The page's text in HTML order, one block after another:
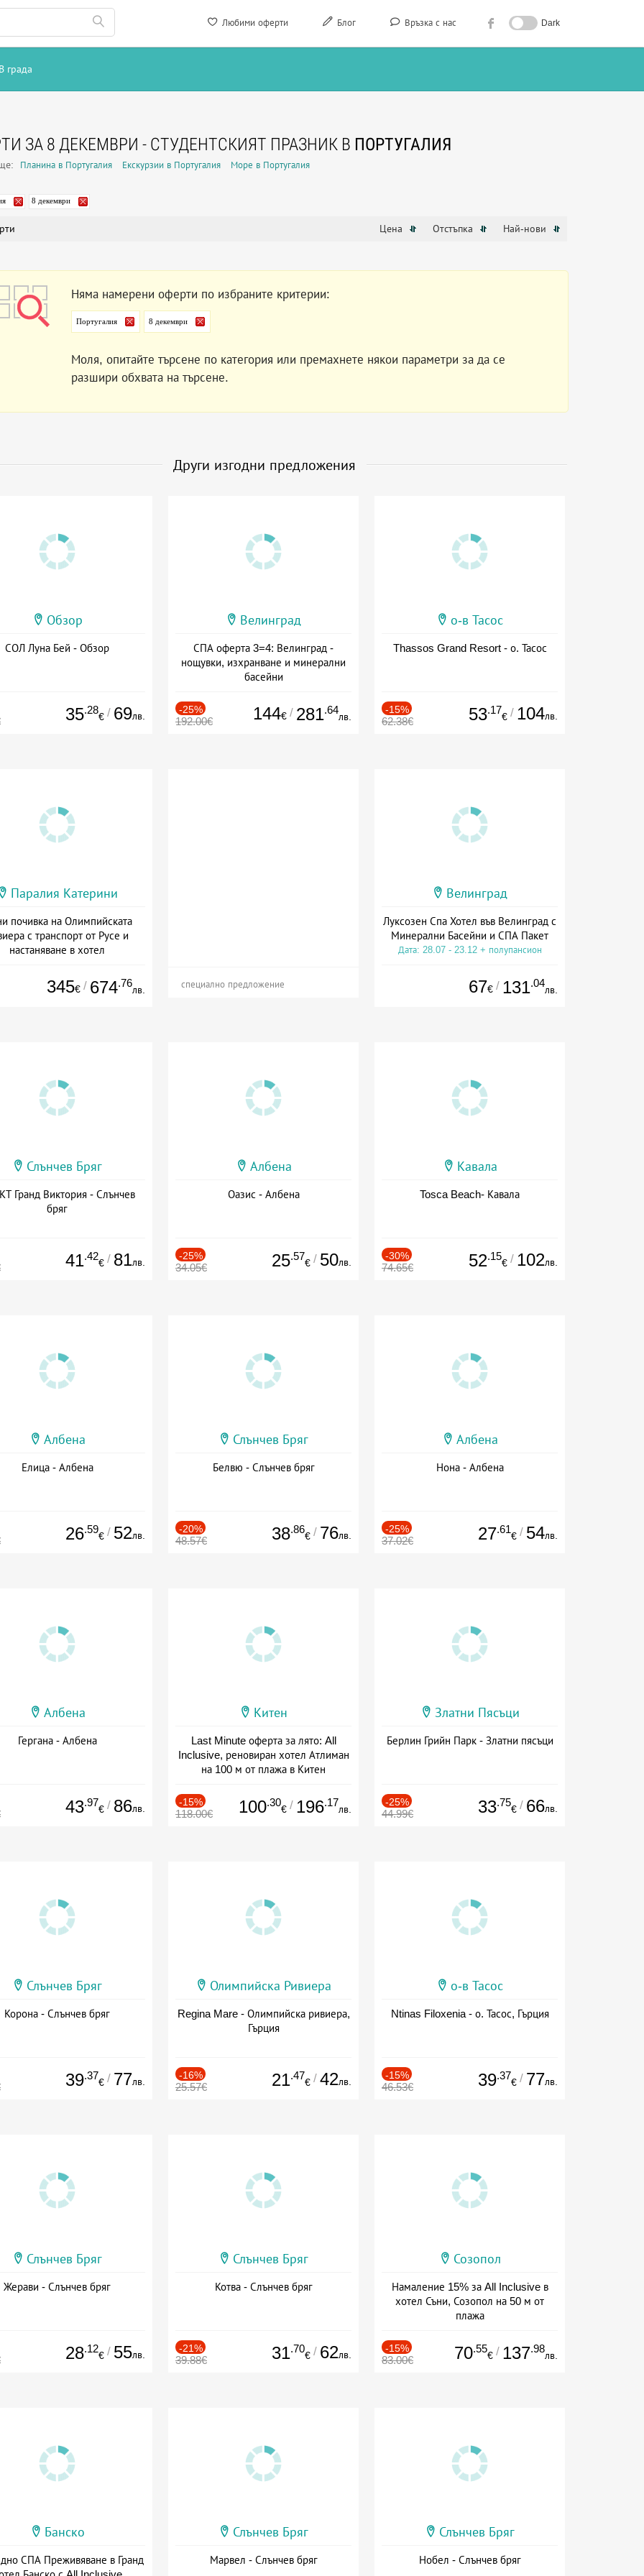
Любими оферти Блог Връзка с нас Dark
В града
ЗА 8 ДЕКЕМВРИ - СТУДЕНТСКИЯТ ПРАЗНИК В ПОРТУГАЛИЯ
Планина в Португалия Екскурзии в Португалия Море в Португалия
8 декември
Цена Отстъпка Най-нови
Няма намерени оферти по избраните критерии:
Португалия 8 декември
Моля, опитайте търсене по категория или премахнете някои параметри за да се
разшири обхвата на търсене.
Други изгодни предложения
Обзор
СОЛ Луна Бей - Обзор
35.28
€ / 69лв.
Велинград
СПА оферта 3=4: Велинград -
нощувки, изхранване и минерални
басейни
-25%
192.00€ 144€ / 281.64
лв.
о-в Тасос
Thassos Grand Resort - о. Тасос
-15%
62.38€ 53.17
€ / 104лв.
Паралия Катерини
почивка на Олимпийската
с транспорт от Русе и
настаняване в хотел
345€ / 674.76
лв. специално предложение
Велинград
Луксозен Спа Хотел във Велинград с
Минерални Басейни и СПА Пакет
Дата: 28.07 - 23.12 + полупансион
67€ / 131.04
лв.
Слънчев Бряг
Гранд Виктория - Слънчев
бряг
41.42
€ / 81лв.
Албена
Оазис - Албена
-25%
34.05€ 25.57
€ / 50лв.
Кавала
Tosca Beach- Кавала
-30%
74.65€ 52.15
€ / 102лв.
Албена
Елица - Албена
26.59
€ / 52лв.
Слънчев Бряг
Белвю - Слънчев бряг
-20%
48.57€ 38.86
€ / 76лв.
Албена
Нона - Албена
-25%
37.02€ 27.61
€ / 54лв.
Албена
Гергана - Албена
43.97
€ / 86лв.
Китен
Last Minute оферта за лято: All
Inclusive, реновиран хотел Атлиман
на 100 м от плажа в Китен
-15%
118.00€ 100.30
€ / 196.17
лв.
Златни Пясъци
Берлин Грийн Парк - Златни пясъци
-25%
44.99€ 33.75
€ / 66лв.
Слънчев Бряг
Корона - Слънчев бряг
39.37
€ / 77лв.
Олимпийска Ривиера
Regina Mare - Олимпийска ривиера,
Гърция
-16%
25.57€ 21.47
€ / 42лв.
о-в Тасос
Ntinas Filoxenia - о. Тасос, Гърция
-15%
46.53€ 39.37
€ / 77лв.
Слънчев Бряг
Жерави - Слънчев бряг
28.12
€ / 55лв.
Слънчев Бряг
Котва - Слънчев бряг
-21%
39.88€ 31.70
€ / 62лв.
Созопол
Намаление 15% за All Inclusive в
хотел Съни, Созопол на 50 м от
плажа
-15%
83.00€ 70.55
€ / 137.98
лв.
Банско
СПА Преживяване в Гранд
Слънчев Бряг
Марвел - Слънчев бряг
Слънчев Бряг
Нобел - Слънчев бряг